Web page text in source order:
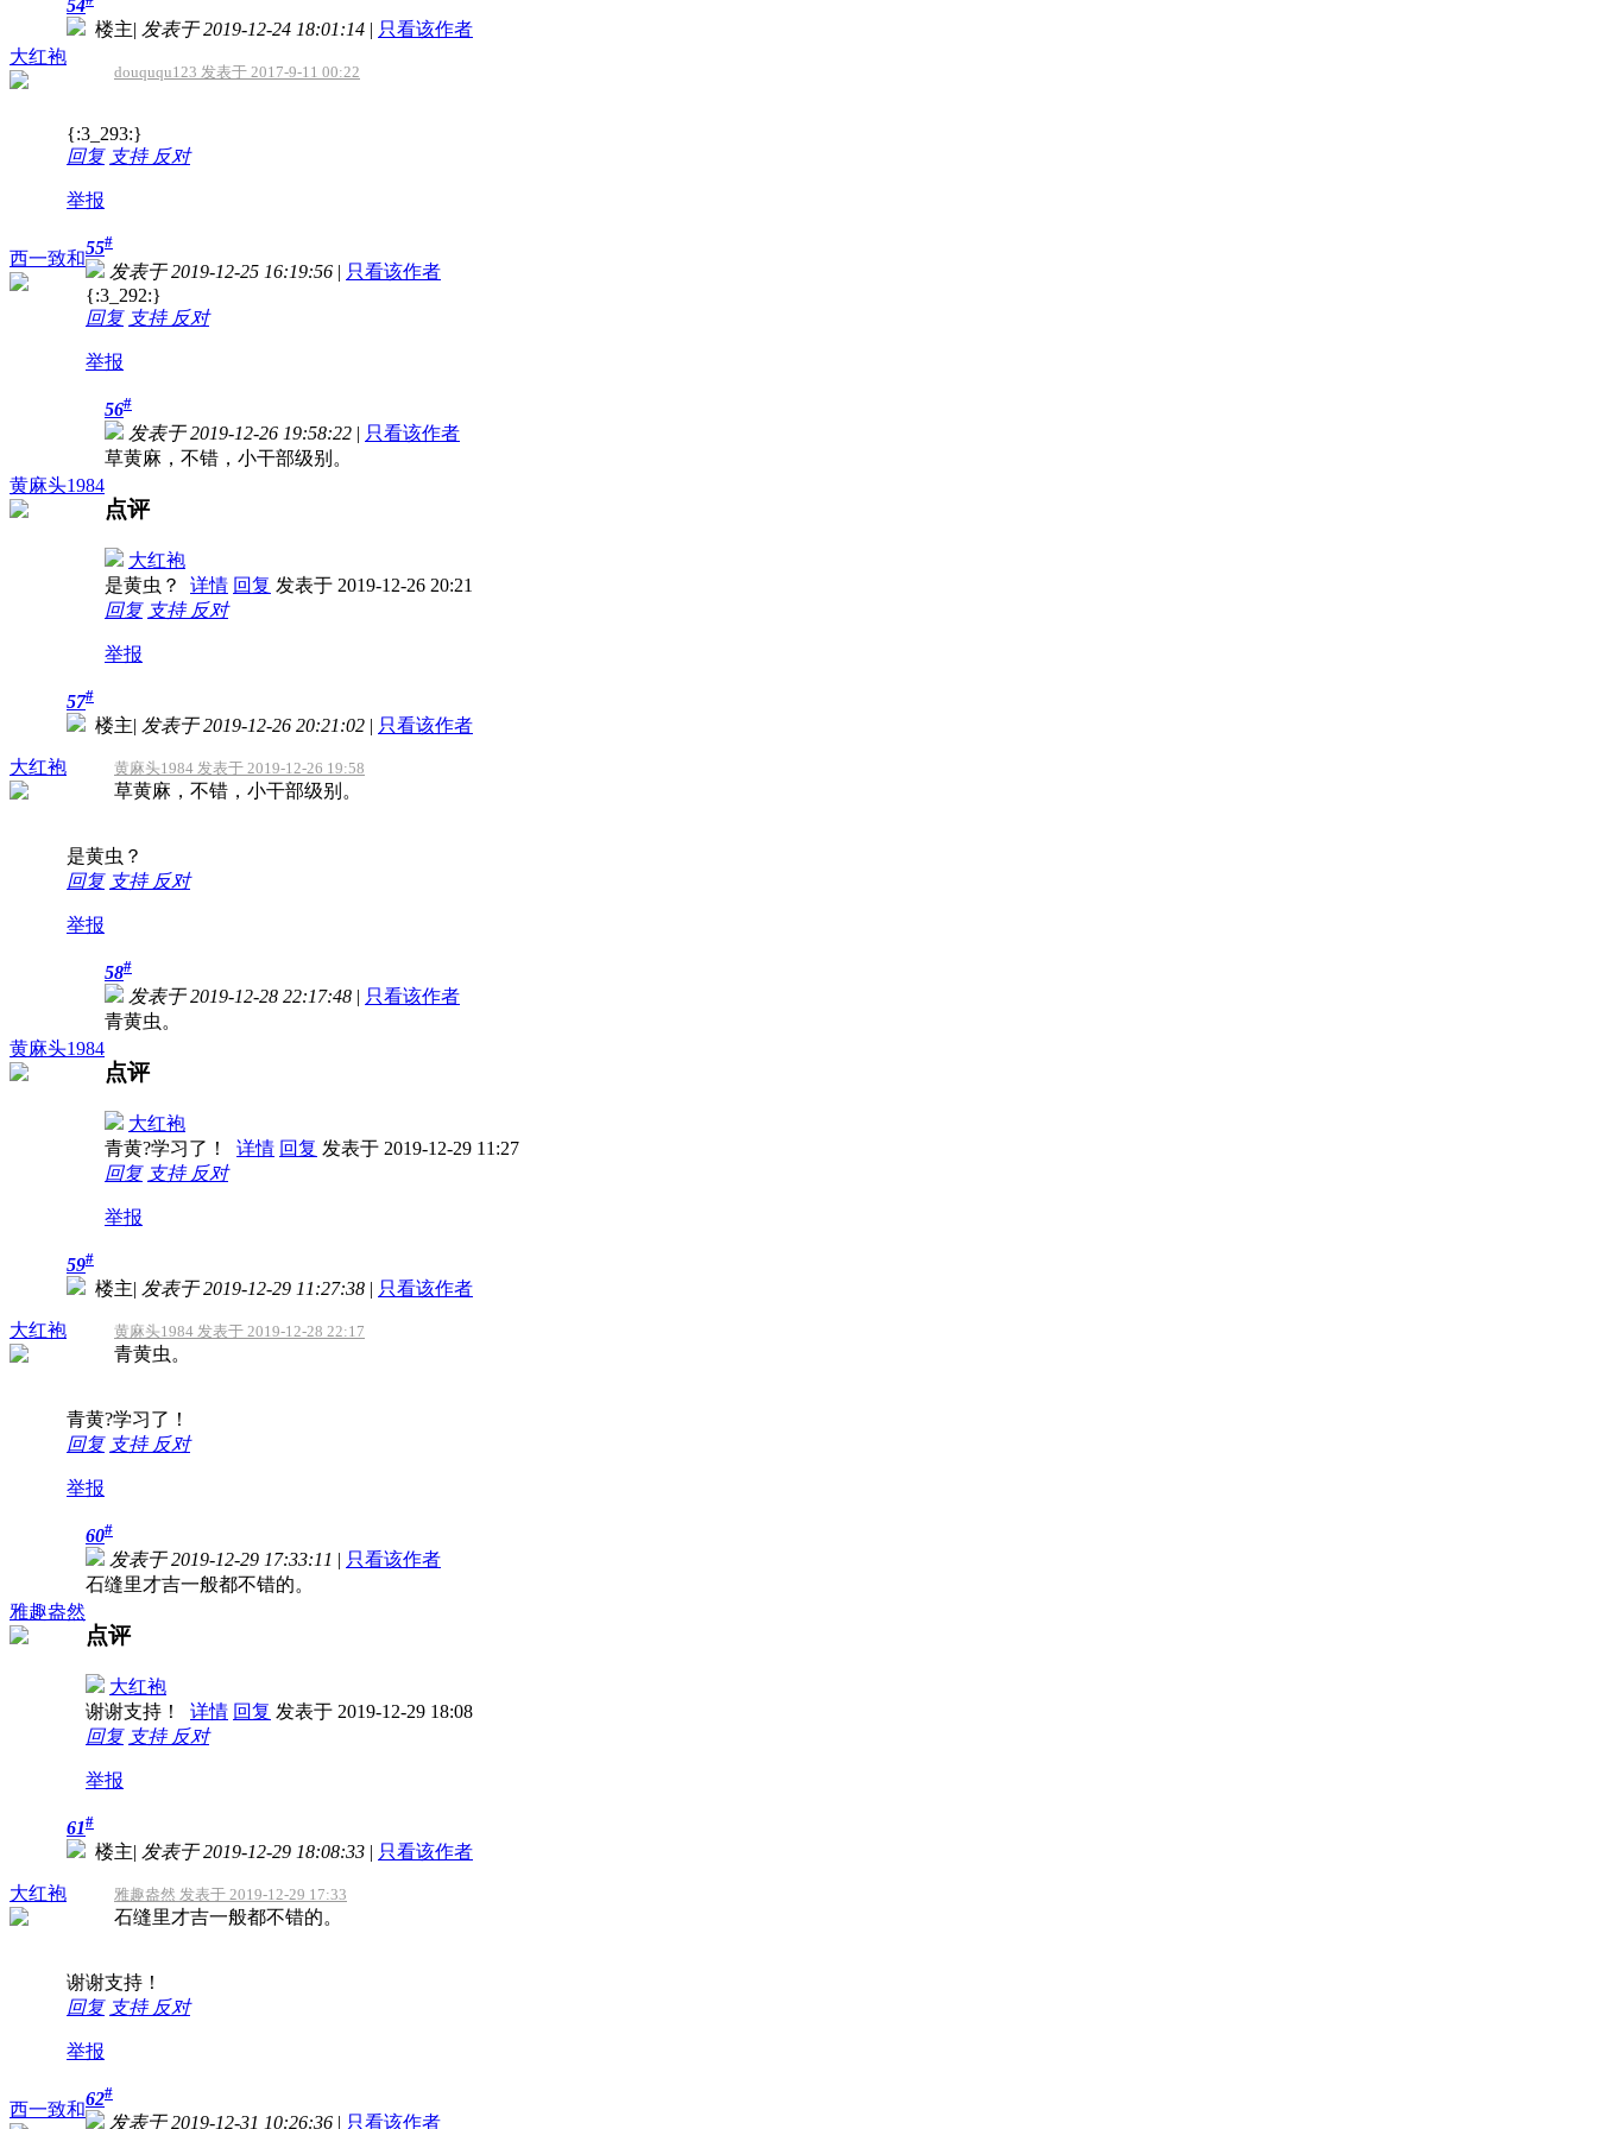
大红袍
54
楼主| 发表于 2019-12-24 18:01:14 | 只看该作者
douququ123 发表于 2017-9-11 00:22
{:3_293:}
回复 支持 反对
举报
西一致和
55#
发表于 2019-12-25 16:19:56 | 只看该作者
{:3_292:}
回复 支持 反对
举报
黄麻头1984
56#
发表于 2019-12-26 19:58:22 | 只看该作者
草黄麻，不错，小干部级别。
点评
大红袍
是黄虫？ 详情 回复 发表于 2019-12-26 20:21
回复 支持 反对
举报
大红袍
57#
楼主| 发表于 2019-12-26 20:21:02 | 只看该作者
黄麻头1984 发表于 2019-12-26 19:58
草黄麻，不错，小干部级别。
是黄虫？
回复 支持 反对
举报
黄麻头1984
58#
发表于 2019-12-28 22:17:48 | 只看该作者
青黄虫。
点评
大红袍
青黄?学习了！ 详情 回复 发表于 2019-12-29 11:27
回复 支持 反对
举报
大红袍
59#
楼主| 发表于 2019-12-29 11:27:38 | 只看该作者
黄麻头1984 发表于 2019-12-28 22:17
青黄虫。
青黄?学习了！
回复 支持 反对
举报
雅趣盎然
60#
发表于 2019-12-29 17:33:11 | 只看该作者
石缝里才吉一般都不错的。
点评
大红袍
谢谢支持！ 详情 回复 发表于 2019-12-29 18:08
回复 支持 反对
举报
大红袍
61#
楼主| 发表于 2019-12-29 18:08:33 | 只看该作者
雅趣盎然 发表于 2019-12-29 17:33
石缝里才吉一般都不错的。
谢谢支持！
回复 支持 反对
举报
西一致和
62#
发表于 2019-12-31 10:26:36 | 只看该作者